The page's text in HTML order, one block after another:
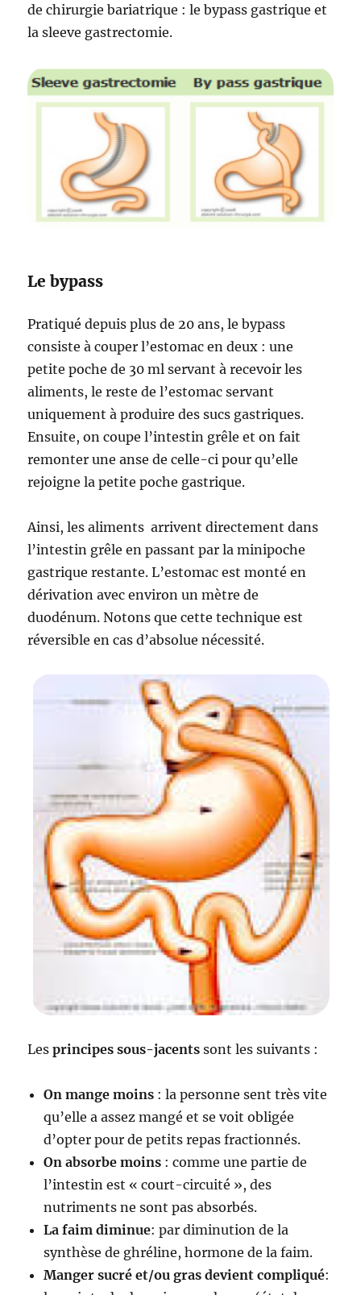
de chirurgie bariatrique : le bypass gastrique et
la sleeve gastrectomie.
Le bypass
Pratiqué depuis plus de 20 ans, le bypass
consiste à couper l’estomac en deux : une
petite poche de 30 ml servant à recevoir les
aliments, le reste de l’estomac servant
uniquement à produire des sucs gastriques.
Ensuite, on coupe l’intestin grêle et on fait
remonter une anse de celle-ci pour qu’elle
rejoigne la petite poche gastrique.
Ainsi, les aliments arrivent directement dans
l’intestin grêle en passant par la minipoche
gastrique restante. L’estomac est monté en
dérivation avec environ un mètre de
duodénum. Notons que cette technique est
réversible en cas d’absolue nécessité.
Lesprincipes sous-jacents sont les suivants :
On mange moins : la personne sent très vite
qu’elle a assez mangé et se voit obligée
d’opter pour de petits repas fractionnés.
On absorbe moins : comme une partie de
l’intestin est « court-circuité », des
nutriments ne sont pas absorbés.
La faim diminue: par diminution de la
synthèse de ghréline, hormone de la faim.
Manger sucré et/ou gras devient compliqué: